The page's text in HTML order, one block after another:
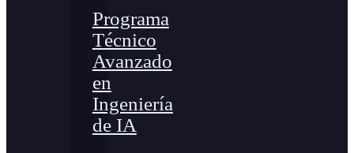
Programa
Técnico
Avanzado
en
Ingeniería
de IA